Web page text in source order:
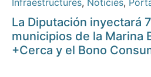
Infraestructures, Notícies,
La Diputación inyectará
municipios de la Marina
+Cerca y el Bono